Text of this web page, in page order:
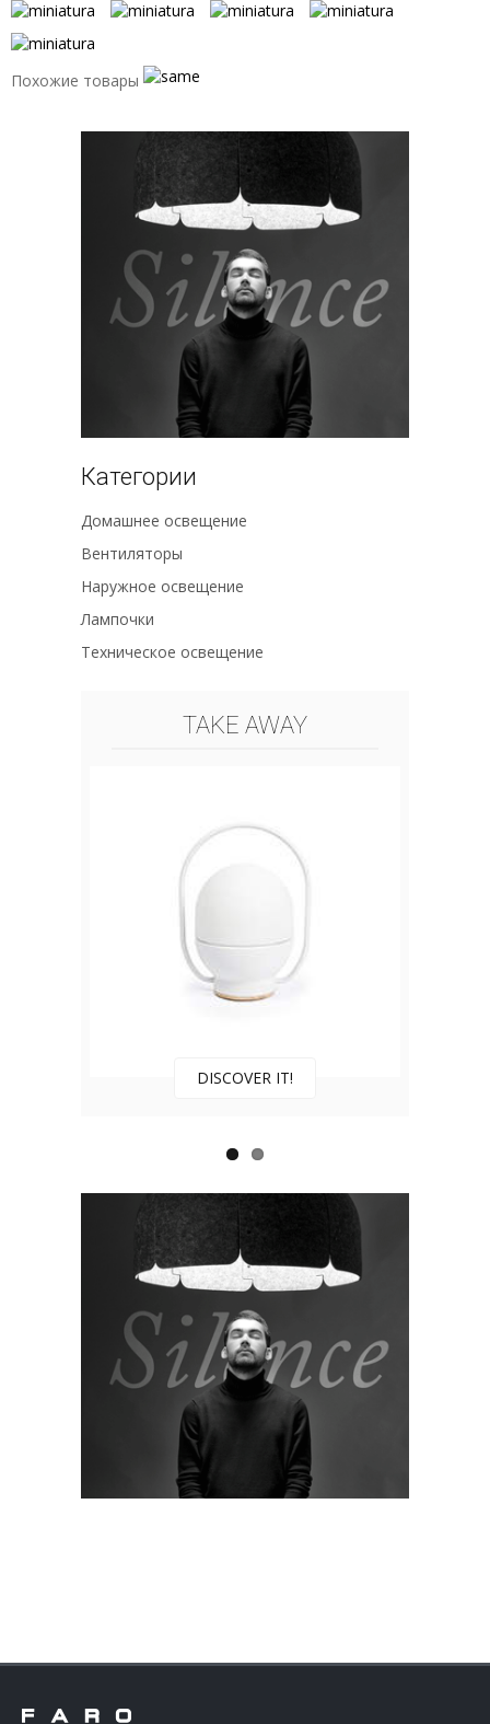
Похожие товары
Категории
Домашнее освещение
Вентиляторы
Наружное освещение
Лампочки
Техническое освещение
TAKE AWAY
DISCOVER IT!